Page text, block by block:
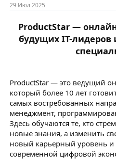
29 Июл 2025
ProductStar —
будущих IT-лидеров
ProductStar — это ведущий
который более 10 лет
самых востребованных
менеджмент,
Здесь обучаются те, кто
новые знания, а изменить
новый карьерный уровень и
современной цифровой